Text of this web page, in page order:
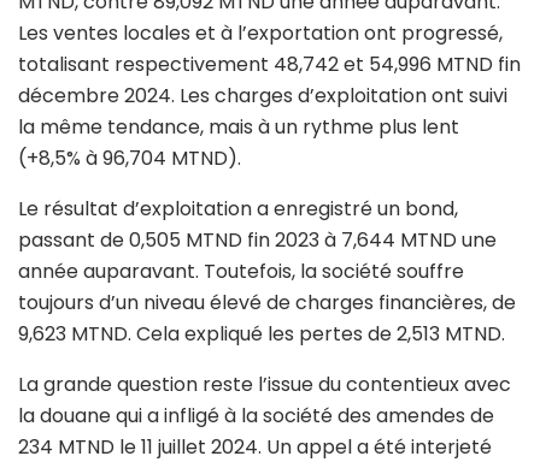
Les ventes locales et à l’exportation ont progressé,
totalisant respectivement 48,742 et 54,996 MTND fin
décembre 2024. Les charges d’exploitation ont suivi
la même tendance, mais à un rythme plus lent
(+8,5% à 96,704 MTND).
Le résultat d’exploitation a enregistré un bond,
passant de 0,505 MTND fin 2023 à 7,644 MTND une
année auparavant. Toutefois, la société souffre
toujours d’un niveau élevé de charges financières, de
9,623 MTND. Cela expliqué les pertes de 2,513 MTND.
La grande question reste l’issue du contentieux avec
la douane qui a infligé à la société des amendes de
234 MTND le 11 juillet 2024. Un appel a été interjeté